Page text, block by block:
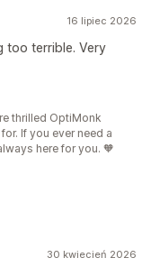
16 lipiec 2026
too terrible. Very
thrilled OptiMonk
If you ever need a
here for you. 🧡
30 kwiecień 2026